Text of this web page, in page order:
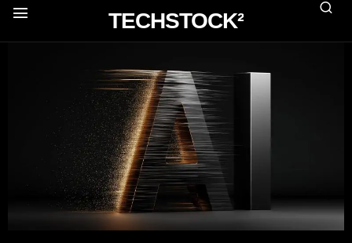
TECHSTOCK²